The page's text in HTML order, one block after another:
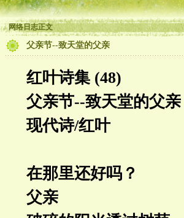
网络日志正文
父亲节--致天堂的父亲
红叶诗集 (48)
父亲节--致天堂的父亲
现代诗/红叶
在那里还好吗？
父亲